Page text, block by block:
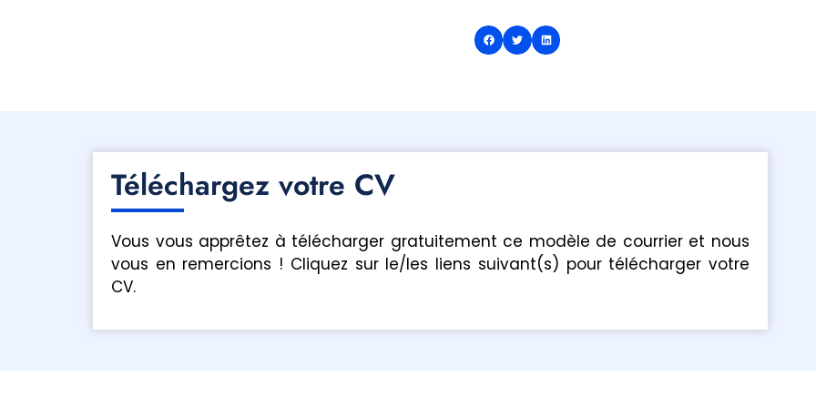
Téléchargez votre CV
Vous vous apprêtez à télécharger gratuitement ce modèle de courrier et nous
vous en remercions ! Cliquez sur le/les liens suivant(s) pour télécharger votre
CV.